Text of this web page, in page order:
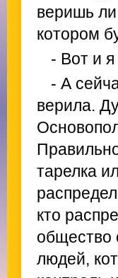
веришь
котором
- Вот и
- А
верила.
тарелка
кто
общество
людей,